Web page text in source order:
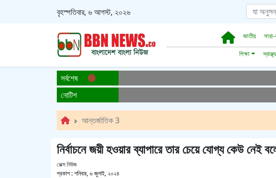
বৃহস্পতিবার, ৬ আগস্ট, ২০২৬
জাতীয়
শিক্ষা
স্বাস্থ্য
সর্বশেষ
নোটিশ
আন্তর্জাতিক 3
নির্বাচনে জয়ী হওয়ার ব্যাপারে তার চেয়ে যোগ্য কেউ নেই
ডেক্স নিউজ
প্রকাশ :শনিবার, ৬ জুলাই, ২০২৪